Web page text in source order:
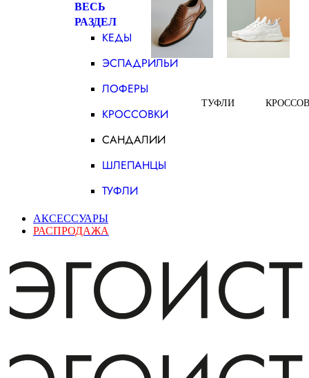
ВЕСЬ
РАЗДЕЛ
КЕДЫ
ЭСПАДРИЛЬИ
ЛОФЕРЫ
КРОССОВКИ
САНДАЛИИ
ШЛЕПАНЦЫ
ТУФЛИ
ТУФЛИ
АКСЕССУАРЫ
РАСПРОДАЖА